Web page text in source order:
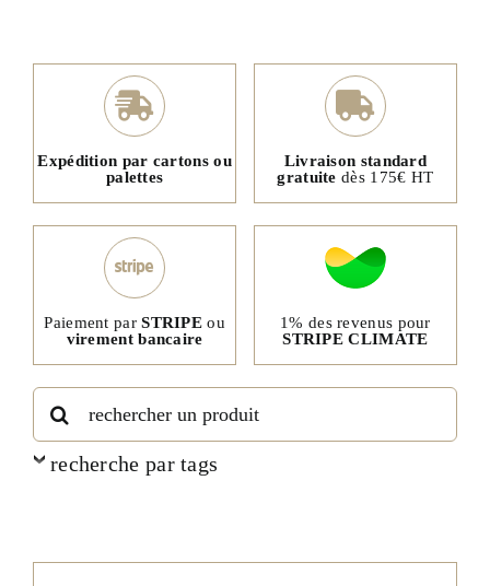
Expédition par cartons ou
palettes
Livraison standard
gratuite dès 175€ HT
Paiement parSTRIPE ou
virement bancaire
1% des revenus pour
STRIPE CLIMATE
Rechercher:
recherche par tags